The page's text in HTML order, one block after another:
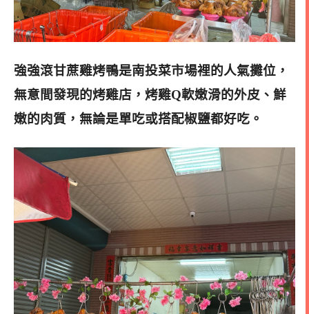
強強滾甘蔗雞烤鴨是南投菜市場裡的人氣攤位，
無意間發現的烤雞店，烤雞Q軟嫩滑的外皮、鮮
嫩的肉質，無論是單吃或搭配椒鹽都好吃。